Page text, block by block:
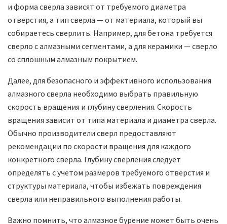
и форма сверла зависят от требуемого диаметра
отверстия, а тип сверла — от материала, который вы
собираетесь сверлить. Например, для бетона требуется
сверло с алмазными сегментами, а для керамики — сверло
со сплошным алмазным покрытием.
Далее, для безопасного и эффективного использования
алмазного сверла необходимо выбрать правильную
скорость вращения и глубину сверления. Скорость
вращения зависит от типа материала и диаметра сверла.
Обычно производители сверл предоставляют
рекомендации по скорости вращения для каждого
конкретного сверла. Глубину сверления следует
определять с учетом размеров требуемого отверстия и
структуры материала, чтобы избежать повреждения
сверла или неправильного выполнения работы.
Важно помнить, что алмазное бурение может быть очень